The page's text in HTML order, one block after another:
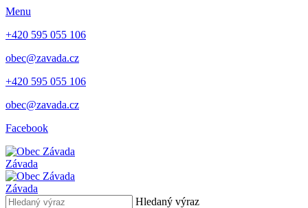
Menu
+420 595 055 106
obec@zavada.cz
+420 595 055 106
obec@zavada.cz
Facebook
Závada
Závada
Hledaný výraz